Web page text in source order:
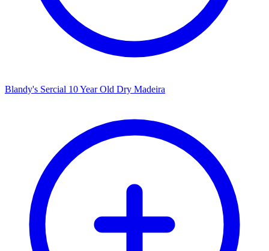
Blandy's Sercial 10 Year Old Dry Madeira